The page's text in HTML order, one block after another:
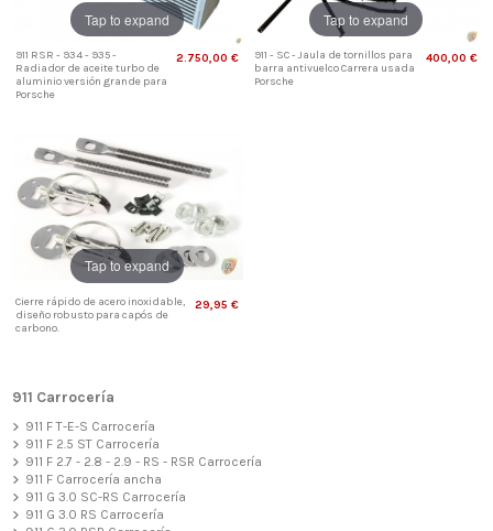
Tap to expand
911 RSR - 934 - 935 -
Radiador de aceite turbo de
aluminio versión grande para
Porsche
2.750,00 €
Tap to expand
911 - SC - Jaula de tornillos para
barra antivuelco Carrera usada
Porsche
400,00 €
Tap to expand
Cierre rápido de acero inoxidable,
diseño robusto para capós de
carbono.
29,95 €
911 Carrocería
911 F T-E-S Carrocería
911 F 2.5 ST Carrocería
911 F 2.7 - 2.8 - 2.9 - RS - RSR Carrocería
911 F Carrocería ancha
911 G 3.0 SC-RS Carrocería
911 G 3.0 RS Carrocería